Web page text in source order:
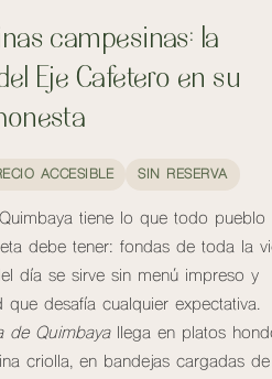
campesinas: la
Eje Cafetero en su
ACCESIBLE SIN RESERVA
tiene lo que todo pueblo
debe tener: fondas de toda la
día se sirve sin menú impreso y
desafía cualquier expectativa.
de Quimbayallega en platos
criolla, en bandejas cargadas de